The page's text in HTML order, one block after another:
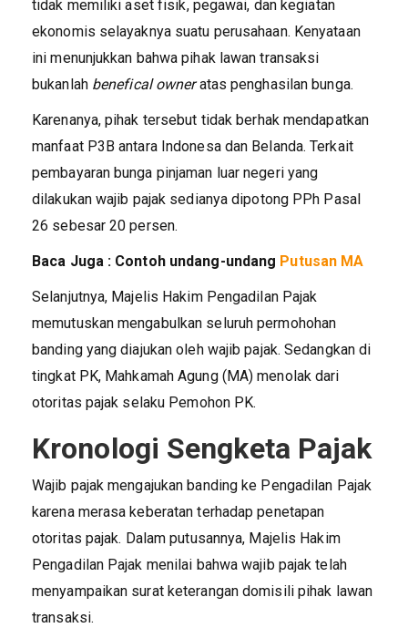
tidak memiliki aset fisik, pegawai, dan kegiatan
ekonomis selayaknya suatu perusahaan. Kenyataan
ini menunjukkan bahwa pihak lawan transaksi
bukanlah benefical owneratas penghasilan bunga.
Karenanya, pihak tersebut tidak berhak mendapatkan
manfaat P3B antara Indonesa dan Belanda. Terkait
pembayaran bunga pinjaman luar negeri yang
dilakukan wajib pajak sedianya dipotong PPh Pasal
26 sebesar 20 persen.
Baca Juga : Contoh undang-undang Putusan MA
Selanjutnya, Majelis Hakim Pengadilan Pajak
memutuskan mengabulkan seluruh permohohan
banding yang diajukan oleh wajib pajak. Sedangkan di
tingkat PK, Mahkamah Agung (MA) menolak dari
otoritas pajak selaku Pemohon PK.
Kronologi Sengketa Pajak
Wajib pajak mengajukan banding ke Pengadilan Pajak
karena merasa keberatan terhadap penetapan
otoritas pajak. Dalam putusannya, Majelis Hakim
Pengadilan Pajak menilai bahwa wajib pajak telah
menyampaikan surat keterangan domisili pihak lawan
transaksi.